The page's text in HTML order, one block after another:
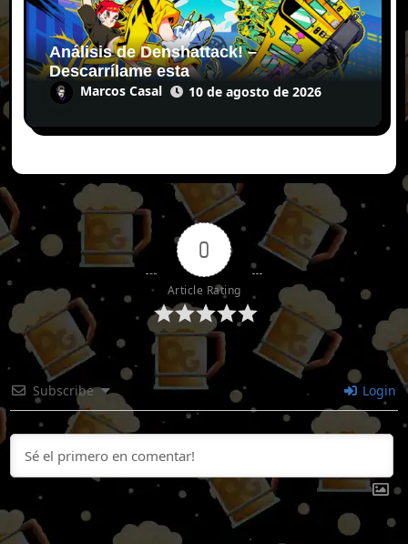
Análisis de Denshattack! –
Descarrílame esta
Marcos Casal 10 de agosto de 2026
0
Article Rating
Subscribe Login